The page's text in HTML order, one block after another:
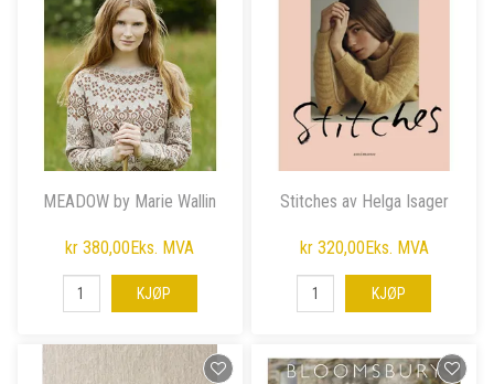
MEADOW by Marie Wallin
kr 380,00 Eks. MVA
KJØP
Stitches av Helga Isager
kr 320,00 Eks. MVA
KJØP